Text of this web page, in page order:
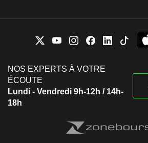
NOS EXPERTS À VOTRE
ÉCOUTE
Lundi - Vendredi 9h-12h / 14h-
18h